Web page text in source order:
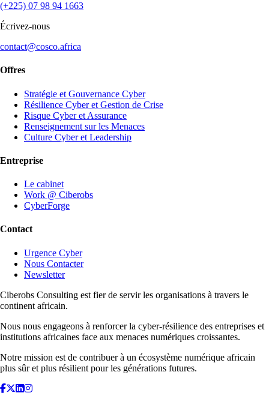
(+225) 07 98 94 1663
Écrivez-nous
contact@cosco.africa
Offres
Stratégie et Gouvernance Cyber
Résilience Cyber et Gestion de Crise
Risque Cyber et Assurance
Renseignement sur les Menaces
Culture Cyber et Leadership
Entreprise
Le cabinet
Work @ Ciberobs
CyberForge
Contact
Urgence Cyber
Nous Contacter
Newsletter
Ciberobs Consulting est fier de servir les organisations à travers le
continent africain.
Nous nous engageons à renforcer la cyber-résilience des entreprises et
institutions africaines face aux menaces numériques croissantes.
Notre mission est de contribuer à un écosystème numérique africain
plus sûr et plus résilient pour les générations futures.